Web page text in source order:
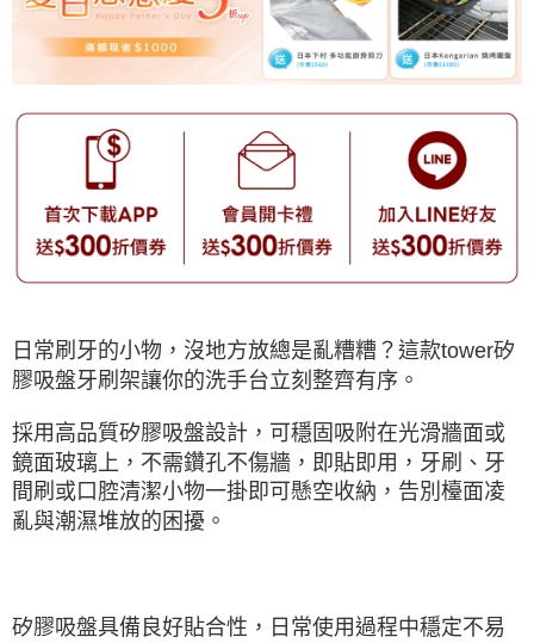
日常刷牙的小物，沒地方放總是亂糟糟？這款tower矽
膠吸盤牙刷架讓你的洗手台立刻整齊有序。
採用高品質矽膠吸盤設計，可穩固吸附在光滑牆面或
鏡面玻璃上，不需鑽孔不傷牆，即貼即用，牙刷、牙
間刷或口腔清潔小物一掛即可懸空收納，告別檯面凌
亂與潮濕堆放的困擾。
矽膠吸盤具備良好貼合性，日常使用過程中穩定不易